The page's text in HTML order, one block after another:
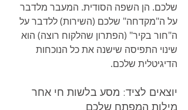
שלכם. הן השפה הסודית. המעבר מלדבר
על ה"מקדחה" שלכם (השירות) ללדבר על
ה"חור בקיר" (הפתרון שהלקוח רוצה) הוא
שינוי התפיסה שישנה את כל הנוכחות
הדיגיטלית שלכם.
יוצאים לציד: מסע בלשות חי אחר
מילות המפתח שלכם